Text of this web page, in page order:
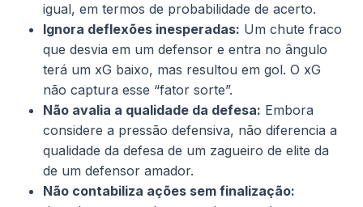
igual, em termos de probabilidade de acerto.
Ignora deflexões inesperadas: Um chute fraco
que desvia em um defensor e entra no ângulo
terá um xG baixo, mas resultou em gol. O xG
não captura esse “fator sorte”.
Não avalia a qualidade da defesa: Embora
considere a pressão defensiva, não diferencia a
qualidade da defesa de um zagueiro de elite da
de um defensor amador.
Não contabiliza ações sem finalização: